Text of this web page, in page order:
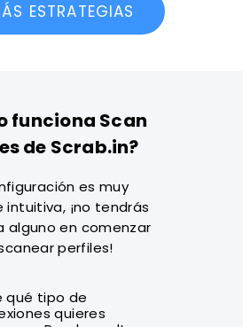
ESTRATEGIAS
funciona Scan
de Scrab.in?
es muy
intuitiva, ¡no tendrás
alguno en comenzar
perfiles!
qué tipo de
quieres